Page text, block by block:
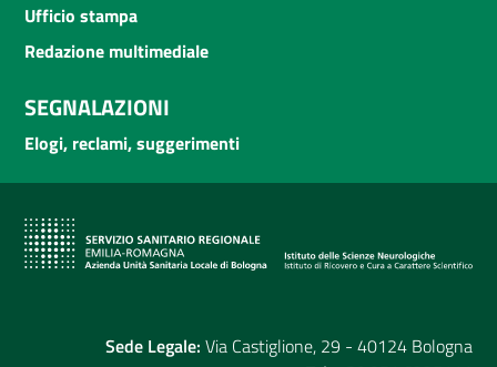
Ufficio stampa
Redazione multimediale
SEGNALAZIONI
Elogi, reclami, suggerimenti
Sede Legale: Via Castiglione, 29 - 40124 Bologna